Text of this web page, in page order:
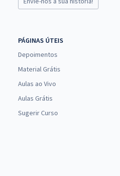
PÁGINAS ÚTEIS
Depoimentos
Material Grátis
Aulas ao Vivo
Aulas Grátis
Sugerir Curso